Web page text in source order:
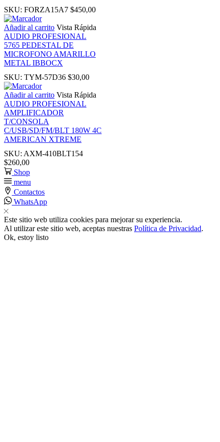
panel
panel
satın al
SKU: FORZA15A7 $450,00
Añadir al carrito Vista Rápida
AUDIO PROFESIONAL
5765 PEDESTAL DE
MICROFONO AMARILLO
METAL IBBOCX
SKU: TYM-57D36 $30,00
Añadir al carrito Vista Rápida
AUDIO PROFESIONAL
AMPLIFICADOR
T/CONSOLA
C/USB/SD/FM/BLT 180W 4C
AMERICAN XTREME
SKU: AXM-410BLT154
$260,00
Shop
menu
Contactos
WhatsApp
Este sitio web utiliza cookies para mejorar su experiencia.
Al utilizar este sitio web, aceptas nuestras Política de Privacidad.
Ok, estoy listo